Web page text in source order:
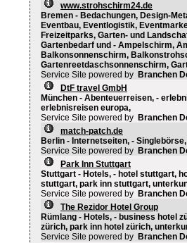
www.strohschirm24.de
Bremen - Bedachungen, Design-
Eventbau, Eventlogistik,
Freizeitparks, Garten- und
Gartenbedarf und - Ampelschirm,
Balkonsonnenschirm,
Gartenreetdaschsonnenschirm,
Service Site powered by Branchen
DtF travel GmbH
München - Abenteuerreisen, -
erlebnisreisen europa,
Service Site powered by Branchen
match-patch.de
Berlin - Internetseiten, -
Service Site powered by Branchen
Park Inn Stuttgart
Stuttgart - Hotels, - hotel stuttgart,
stuttgart, park inn stuttgart,
Service Site powered by Branchen
The Rezidor Hotel Group
Rümlang - Hotels, - business hotel
zürich, park inn hotel zürich,
Service Site powered by Branchen